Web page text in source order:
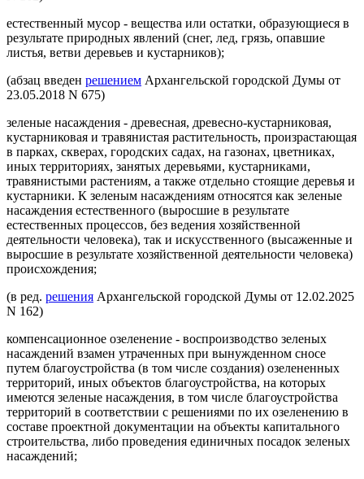
естественный мусор - вещества или остатки, образующиеся в
результате природных явлений (снег, лед, грязь, опавшие
листья, ветви деревьев и кустарников);
(абзац введен решением Архангельской городской Думы от
23.05.2018 N 675)
зеленые насаждения - древесная, древесно-кустарниковая,
кустарниковая и травянистая растительность, произрастающая
в парках, скверах, городских садах, на газонах, цветниках,
иных территориях, занятых деревьями, кустарниками,
травянистыми растениям, а также отдельно стоящие деревья и
кустарники. К зеленым насаждениям относятся как зеленые
насаждения естественного (выросшие в результате
естественных процессов, без ведения хозяйственной
деятельности человека), так и искусственного (высаженные и
выросшие в результате хозяйственной деятельности человека)
происхождения;
(в ред. решения Архангельской городской Думы от 12.02.2025
N 162)
компенсационное озеленение - воспроизводство зеленых
насаждений взамен утраченных при вынужденном сносе
путем благоустройства (в том числе создания) озелененных
территорий, иных объектов благоустройства, на которых
имеются зеленые насаждения, в том числе благоустройства
территорий в соответствии с решениями по их озеленению в
составе проектной документации на объекты капитального
строительства, либо проведения единичных посадок зеленых
насаждений;